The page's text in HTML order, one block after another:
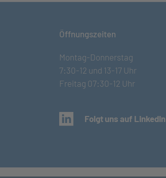
Öffnungszeiten
Montag-Donnerstag
7:30-12 und 13-17 Uhr
Freitag 07:30-12 Uhr
(öffnet in neuem Tab)
Folgt uns auf LinkedIn